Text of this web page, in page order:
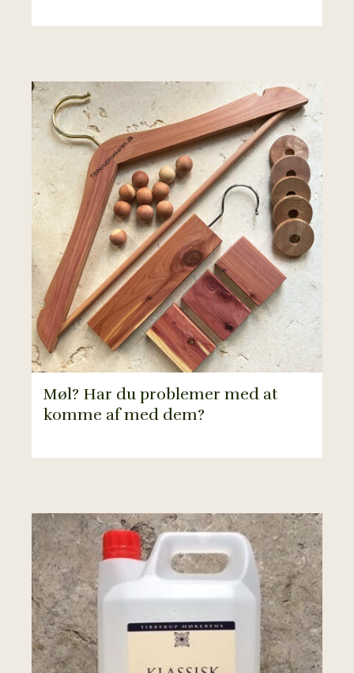
Møl? Har du problemer med at
komme af med dem?